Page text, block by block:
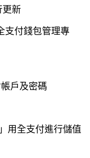
更新
支付錢包管理專
戶及密碼
用全支付進行儲值